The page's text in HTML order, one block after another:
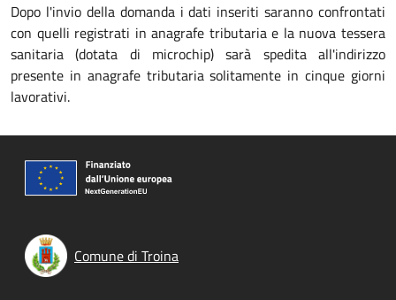
Dopo l'invio della domanda i dati inseriti saranno confrontati
con quelli registrati in anagrafe tributaria e la nuova tessera
sanitaria (dotata di microchip) sarà spedita all'indirizzo
presente in anagrafe tributaria solitamente in cinque giorni
lavorativi.
Comune di Troina